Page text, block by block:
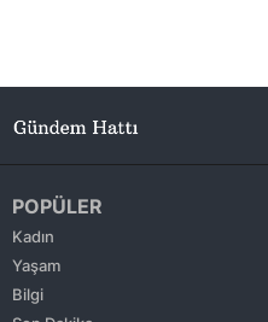
POPÜLER
Kadın
Yaşam
Bilgi